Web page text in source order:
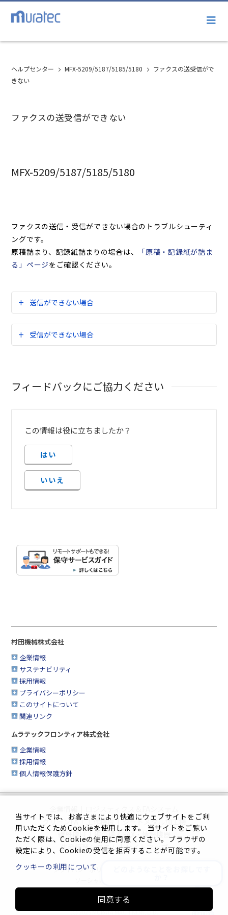
ヘルプセンター MFX-5209/5187/5185/5180
ファクスの送受信がで
きない
ファクスの送受信ができない
MFX-5209/5187/5185/5180
ファクスの送信・受信ができない場合のトラブルシューティ
ングです。
原稿詰まり、記録紙詰まりの場合は、
「原稿・記録紙が詰ま
る」ページをご確認ください。
送信ができない場合
受信ができない場合
フィードバックにご協力ください
この情報は役に立ちましたか？
はい
いいえ
村田機械株式会社
企業情報
サステナビリティ
採用情報
プライバシーポリシー
このサイトについて
関連リンク
ムラテックフロンティア株式会社
企業情報
採用情報
個人情報保護方針
クリーンFA | 工作機械 | シートメタル加工機
繊維機械 | 複合機＆FAX・情報機器
生産管理システム | サイトマップ
プライバシーポリシー
Innovation. Mark the turning point.
(C) 2025 MURATA MACHINERY, LTD.
当サイトでは、お客さまにより快適にウェブサイトをご利
用いただくためCookieを使用します。 当サイトをご覧い
ただく際は、Cookieの使用に同意ください。ブラウザの
設定により、Cookieの受信を拒否することが可能です。
クッキーの利用について
同意する